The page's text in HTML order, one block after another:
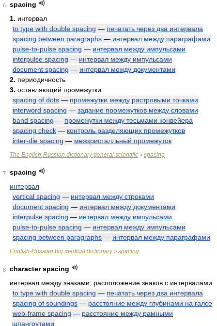
6
spacing
1. интервал
to type with double spacing — печатать через два интервала
spacing between paragraphs — интервал между параграфами
pulse-to-pulse spacing — интервал между импульсами
interpulse spacing — интервал между импульсами
document spacing — интервал между документами
2. периодичность
3. оставляющий промежутки
spacing of dots — промежутки между растровыми точками
interword spacing — задание промежутков между словами
band spacing — промежутки между тесьмами конвейера
spacing check — контроль разделяющих промежутков
inter-die spacing — межкристалльный промежуток
The English-Russian dictionary general scientific > spacing
7
spacing
интервал
vertical spacing — интервал между строками
document spacing — интервал между документами
interpulse spacing — интервал между импульсами
pulse-to-pulse spacing — интервал между импульсами
spacing between paragraphs — интервал между параграфами
English-Russian big medical dictionary> spacing
8
character spacing
интервал между знаками; расположение знаков с интервалами
to type with double spacing — печатать через два интервала
spacing of soundings — расстояние между глубинами на галсе
web-frame spacing — расстояние между рамными
шпангоутами